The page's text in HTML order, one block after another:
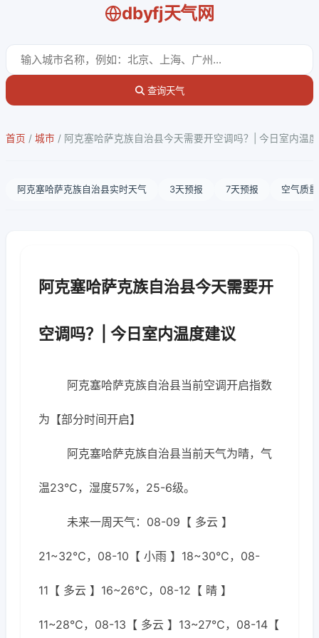
dbyfj天气网
查询天气
首页 / 城市 / 阿克塞哈萨克族自治县今天需要开空调吗？| 今日室内温
阿克塞哈萨克族自治县实时天气 3天预报 7天预报 空气质量
阿克塞哈萨克族自治县今天需要开
空调吗？| 今日室内温度建议
阿克塞哈萨克族自治县当前空调开启指数
为【部分时间开启】
阿克塞哈萨克族自治县当前天气为晴，气
温23℃，湿度57%，25-6级。
未来一周天气：08-09【 多云 】
21~32℃，08-10【 小雨 】18~30℃，08-
11【 多云 】16~26℃，08-12【 晴 】
11~28℃，08-13【 多云 】13~27℃，08-14【